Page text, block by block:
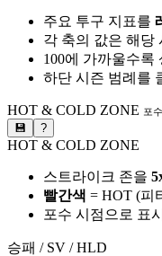
주요 투구 지표를
각 축의 값은 해당
100에 가까울수록
하단 시즌 범례를
HOT & COLD ZONE 포
💾 ?
HOT & COLD ZONE
스트라이크 존을
빨간색 = HOT (피
포수 시점으로 표
승패 / SV / HLD